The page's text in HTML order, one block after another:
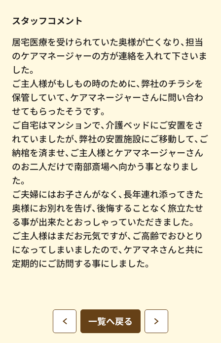
スタッフコメント
居宅医療を受けられていた奥様が亡くなり、担当
のケアマネージャーの方が連絡を入れて下さいま
した。
ご主人様がもしもの時のために、弊社のチラシを
保管していて、ケアマネージャーさんに問い合わ
せてもらったそうです。
ご自宅はマンションで、介護ベッドにご安置をさ
れていましたが、弊社の安置施設にご移動して、ご
納棺を済ませ、ご主人様とケアマネージャーさん
のお二人だけで南部斎場へ向かう事となりまし
た。
ご夫婦にはお子さんがなく、長年連れ添ってきた
奥様にお別れを告げ、後悔することなく旅立たせ
る事が出来たとおっしゃっていただきました。
ご主人様はまだお元気ですが、ご高齢でおひとり
になってしまいましたので、ケアマネさんと共に
定期的にご訪問する事にしました。
一覧へ戻る